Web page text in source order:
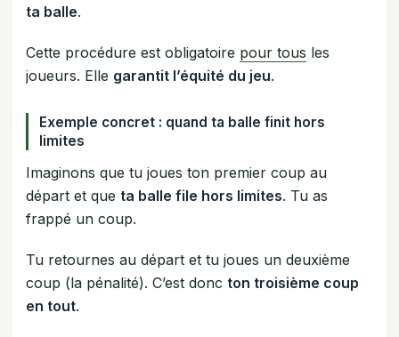
ta balle.
Cette procédure est obligatoire pour tous les
joueurs. Elle garantit l’équité du jeu.
Exemple concret : quand ta balle finit hors
limites
Imaginons que tu joues ton premier coup au
départ et que ta balle file hors limites. Tu as
frappé un coup.
Tu retournes au départ et tu joues un deuxième
coup (la pénalité). C’est donc ton troisième coup
en tout.